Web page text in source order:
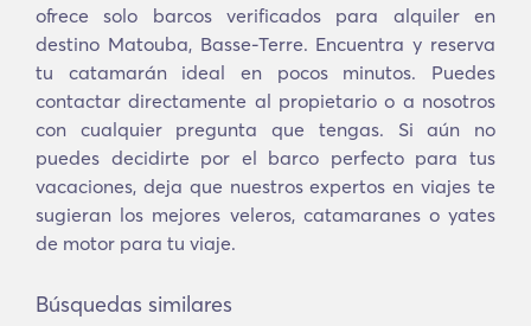
ofrece solo barcos verificados para alquiler en
destino Matouba, Basse-Terre. Encuentra y reserva
tu catamarán ideal en pocos minutos. Puedes
contactar directamente al propietario o a nosotros
con cualquier pregunta que tengas. Si aún no
puedes decidirte por el barco perfecto para tus
vacaciones, deja que nuestros expertos en viajes te
sugieran los mejores veleros, catamaranes o yates
de motor para tu viaje.
Búsquedas similares